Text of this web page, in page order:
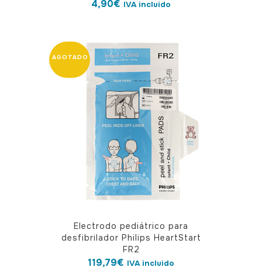
4,90€ IVA incluido
Electrodo pediátrico para
desfibrilador Philips HeartStart
FR2
119,79€ IVA incluido